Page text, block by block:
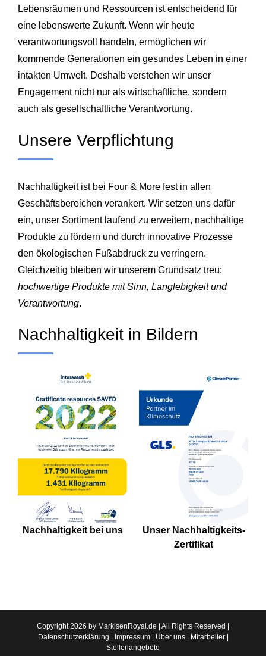
Lebensräumen und Ressourcen ist entscheidend für
eine lebenswerte Zukunft. Wenn wir heute
verantwortungsvoll handeln, ermöglichen wir
kommende Generationen ein gesundes Leben in einer
intakten Umwelt. Deshalb verstehen wir unser
Engagement nicht nur als wirtschaftliche, sondern
auch als gesellschaftliche Verantwortung.
Unsere Verpflichtung
Nachhaltigkeit ist bei Four & More fest in allen
Geschäftsbereichen verankert. Wir setzen uns dafür
ein, unser Sortiment laufend zu erweitern, nachhaltige
Produkte zu fördern und durch innovative Prozesse
den ökologischen Fußabdruck zu verringern.
Gleichzeitig bleiben wir unserem Grundsatz treu:
hochwertige Produkte mit Sinn, Langlebigkeit und
Verantwortung.
Nachhaltigkeit in Bildern
Nachhaltigkeit bei uns
Unser Nachhaltigkeits-
Zertifikat
Copyright 2026 by MarkisenRoyal.de | All Rights Reserved |
Datenschutzerklärung
Impressum| Über uns| Mitarbeiter|
Stellenangebote